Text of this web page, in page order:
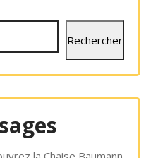
Rechercher